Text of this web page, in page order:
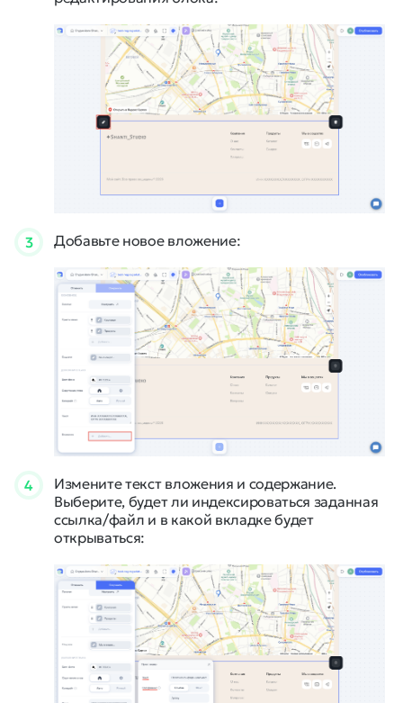
3 Добавьте новое вложение:
4
Измените текст вложения и содержание.
Выберите, будет ли индексироваться заданная
ссылка/файл и в какой вкладке будет
открываться: